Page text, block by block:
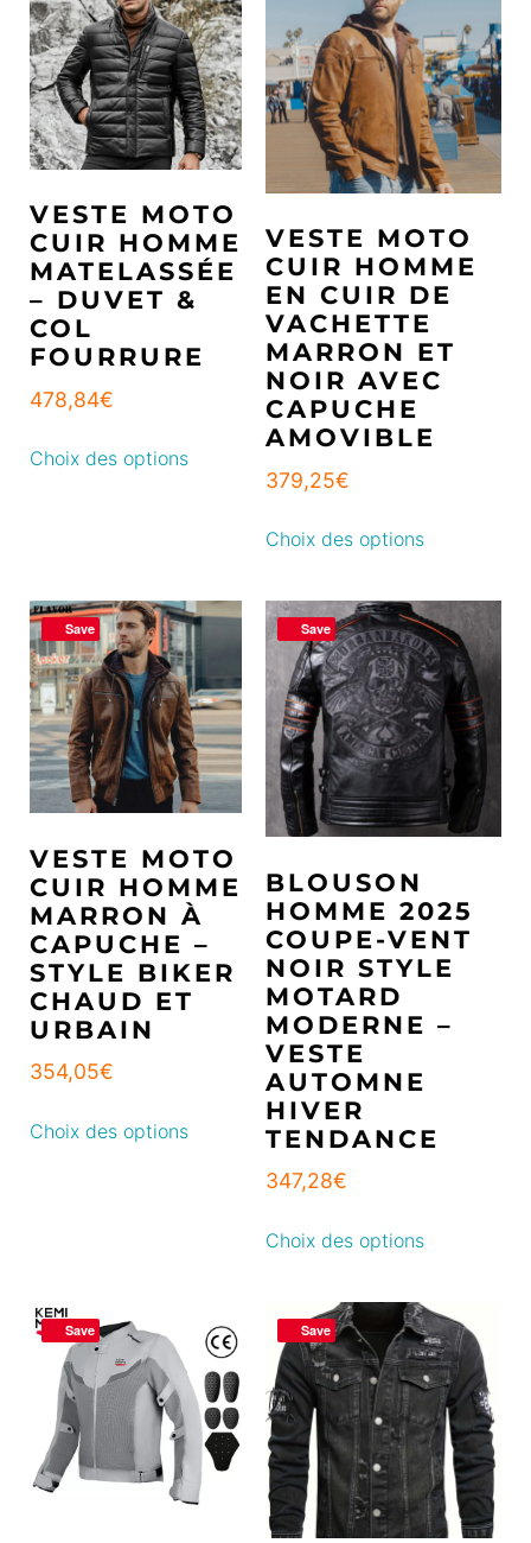
VESTE MOTO
CUIR HOMME
MATELASSÉE
– DUVET &
COL
FOURRURE
478,84€
Choix des options
VESTE MOTO
CUIR HOMME
EN CUIR DE
VACHETTE
MARRON ET
NOIR AVEC
CAPUCHE
AMOVIBLE
379,25€
Choix des options
Save
VESTE MOTO
CUIR HOMME
MARRON À
CAPUCHE –
STYLE BIKER
CHAUD ET
URBAIN
354,05€
Choix des options
Save
BLOUSON
HOMME 2025
COUPE-VENT
NOIR STYLE
MOTARD
MODERNE –
VESTE
AUTOMNE
HIVER
TENDANCE
347,28€
Choix des options
Save Save